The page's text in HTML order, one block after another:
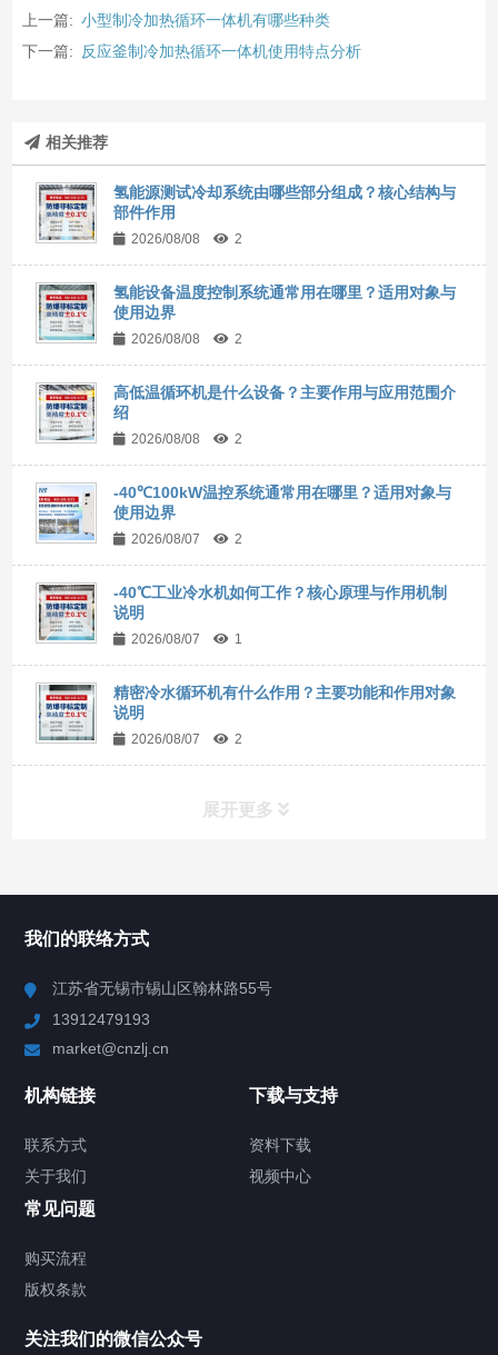
上一篇: 小型制冷加热循环一体机有哪些种类
下一篇:
反应釜制冷加热循环一体机使用特点分析
相关推荐
氢能源测试冷却系统由哪些部分组成？核心结构与
部件作用
2026/08/08 2
氢能设备温度控制系统通常用在哪里？适用对象与
使用边界
2026/08/08 2
高低温循环机是什么设备？主要作用与应用范围介
绍
2026/08/08 2
-40℃100kW温控系统通常用在哪里？适用对象与
使用边界
2026/08/07 2
-40℃工业冷水机如何工作？核心原理与作用机制
说明
2026/08/07 1
精密冷水循环机有什么作用？主要功能和作用对象
说明
2026/08/07 2
展开更多
Chiller高精度制冷循环器
TCU温度控制单元
Chiller气体控温系统
我们的联络方式
江苏省无锡市锡山区翰林路55号
13912479193
market@cnzlj.cn
机构链接
联系方式
关于我们
下载与支持
资料下载
视频中心
常见问题
购买流程
版权条款
关注我们的微信公众号